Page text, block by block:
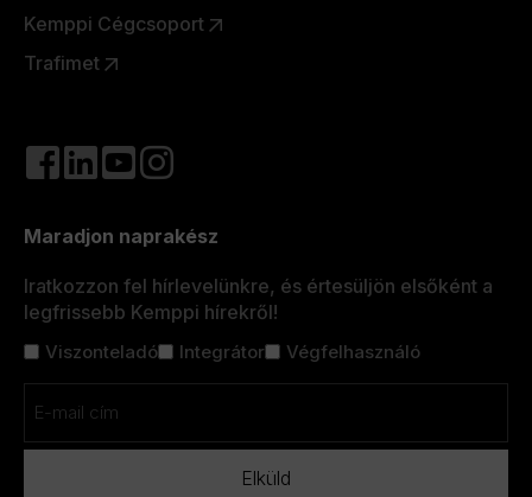
Kemppi Cégcsoport
Trafimet
Maradjon naprakész
Iratkozzon fel hírlevelünkre, és értesüljön elsőként a
legfrissebb Kemppi hírekről!
CímViszonteladó Integrátor Végfelhasználó
(Kötelező)